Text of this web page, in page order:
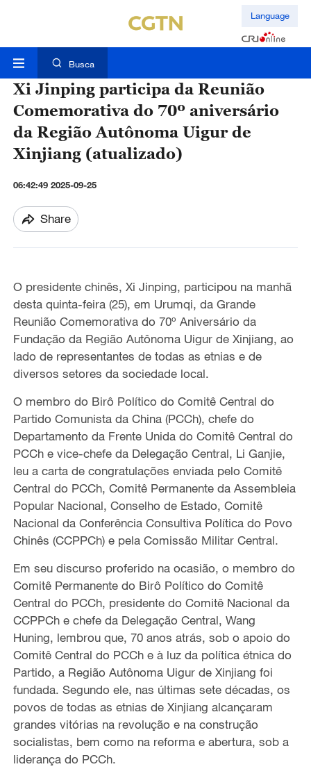
Language
Busca
Xi Jinping participa da Reunião
Comemorativa do 70º aniversário
da Região Autônoma Uigur de
Xinjiang (atualizado)
06:42:49 2025-09-25
Share
O presidente chinês, Xi Jinping, participou na manhã
desta quinta-feira (25), em Urumqi, da Grande
Reunião Comemorativa do 70º Aniversário da
Fundação da Região Autônoma Uigur de Xinjiang, ao
lado de representantes de todas as etnias e de
diversos setores da sociedade local.
O membro do Birô Político do Comitê Central do
Partido Comunista da China (PCCh), chefe do
Departamento da Frente Unida do Comitê Central do
PCCh e vice-chefe da Delegação Central, Li Ganjie,
leu a carta de congratulações enviada pelo Comitê
Central do PCCh, Comitê Permanente da Assembleia
Popular Nacional, Conselho de Estado, Comitê
Nacional da Conferência Consultiva Política do Povo
Chinês (CCPPCh) e pela Comissão Militar Central.
Em seu discurso proferido na ocasião, o membro do
Comitê Permanente do Birô Político do Comitê
Central do PCCh, presidente do Comitê Nacional da
CCPPCh e chefe da Delegação Central, Wang
Huning, lembrou que, 70 anos atrás, sob o apoio do
Comitê Central do PCCh e à luz da política étnica do
Partido, a Região Autônoma Uigur de Xinjiang foi
fundada. Segundo ele, nas últimas sete décadas, os
povos de todas as etnias de Xinjiang alcançaram
grandes vitórias na revolução e na construção
socialistas, bem como na reforma e abertura, sob a
liderança do PCCh.